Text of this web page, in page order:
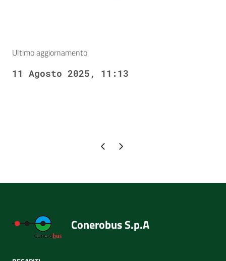
Ultimo aggiornamento
11 Agosto 2025, 11:13
Pagina precedente
Pagina successiva
Conerobus S.p.A